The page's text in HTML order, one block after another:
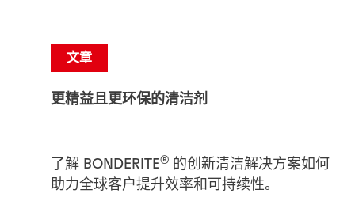
文章
更精益且更环保的清洁剂
了解 BONDERITE® 的创新清洁解决方案如何
助力全球客户提升效率和可持续性。